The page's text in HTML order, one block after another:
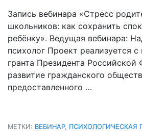
Запись вебинара «Стресс
школьников: как сохранить
ребёнку». Ведущая вебинара:
психолог Проект реализуется
гранта Президента Российской
развитие гражданского
предоставленного …
МЕТКИ: ВЕБИНАР, ПСИХОЛОГИЧЕСКАЯ